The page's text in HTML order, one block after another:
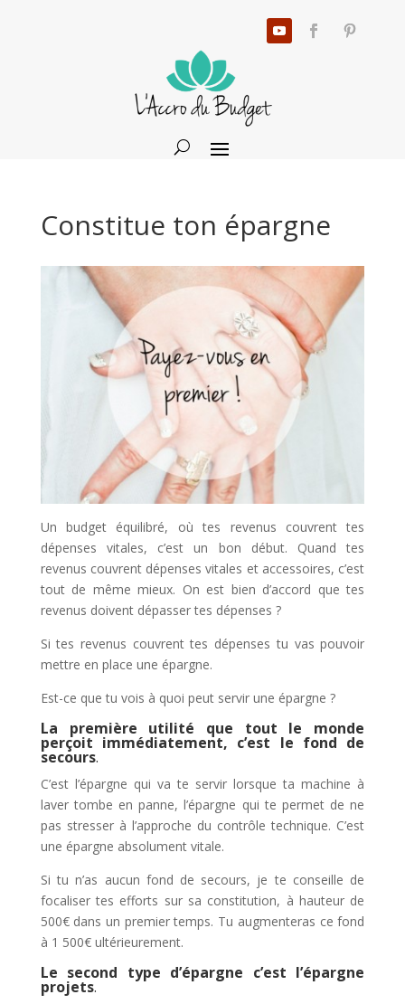
Constitue ton épargne
Un budget équilibré, où tes revenus couvrent tes
dépenses vitales, c’est un bon début. Quand tes
revenus couvrent dépenses vitales et accessoires, c’est
tout de même mieux. On est bien d’accord que tes
revenus doivent dépasser tes dépenses ?
Si tes revenus couvrent tes dépenses tu vas pouvoir
mettre en place une épargne.
Est-ce que tu vois à quoi peut servir une épargne ?
La première utilité que tout le monde
perçoit immédiatement, c’est le fond de
secours.
C’est l’épargne qui va te servir lorsque ta machine à
laver tombe en panne, l’épargne qui te permet de ne
pas stresser à l’approche du contrôle technique. C’est
une épargne absolument vitale.
Si tu n’as aucun fond de secours, je te conseille de
focaliser tes efforts sur sa constitution, à hauteur de
500€ dans un premier temps. Tu augmenteras ce fond
à 1 500€ ultérieurement.
Le second type d’épargne c’est l’épargne
projets.